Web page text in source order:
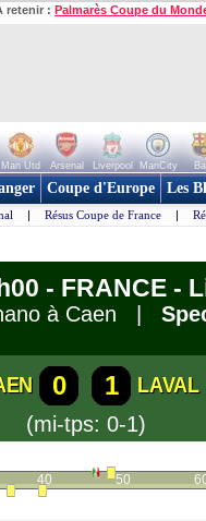
retenir : Palmarès Coupe du
Man Utd Arsenal Liverpool ManCity
Coupe d'Europe Les
| Résus Coupe de France |
- FRANCE -
à Caen |
0 1
LAVAL
(mi-tps: 0-1)
40 50